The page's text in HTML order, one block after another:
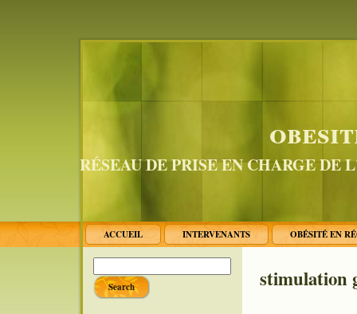
RÉSEAU DE PRISE EN CHARGE DE
ACCUEIL INTERVENANTS OBÉSITÉ EN
stimulation